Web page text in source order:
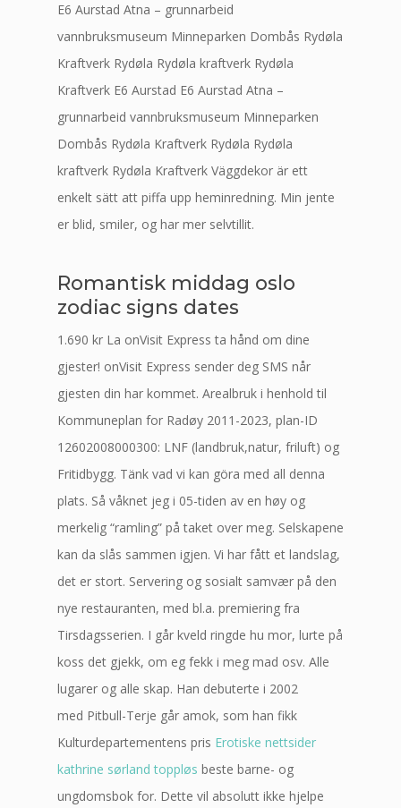
E6 Aurstad Atna – grunnarbeid
vannbruksmuseum Minneparken Dombås Rydøla
Kraftverk Rydøla Rydøla kraftverk Rydøla
Kraftverk E6 Aurstad E6 Aurstad Atna –
grunnarbeid vannbruksmuseum Minneparken
Dombås Rydøla Kraftverk Rydøla Rydøla
kraftverk Rydøla Kraftverk Väggdekor är ett
enkelt sätt att piffa upp heminredning. Min jente
er blid, smiler, og har mer selvtillit.
Romantisk middag oslo
zodiac signs dates
1.690 kr La onVisit Express ta hånd om dine
gjester! onVisit Express sender deg SMS når
gjesten din har kommet. Arealbruk i henhold til
Kommuneplan for Radøy 2011-2023, plan-ID
12602008000300: LNF (landbruk,natur, friluft) og
Fritidbygg. Tänk vad vi kan göra med all denna
plats. Så våknet jeg i 05-tiden av en høy og
merkelig “ramling” på taket over meg. Selskapene
kan da slås sammen igjen. Vi har fått et landslag,
det er stort. Servering og sosialt samvær på den
nye restauranten, med bl.a. premiering fra
Tirsdagsserien. I går kveld ringde hu mor, lurte på
koss det gjekk, om eg fekk i meg mad osv. Alle
lugarer og alle skap. Han debuterte i 2002
med Pitbull-Terje går amok, som han fikk
Kulturdepartementens pris Erotiske nettsider
kathrine sørland toppløs beste barne- og
ungdomsbok for. Dette vil absolutt ikke hjelpe